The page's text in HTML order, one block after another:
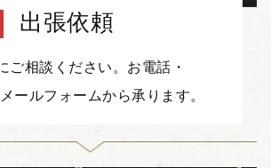
出張依頼
ご相談ください。お電話・
ールフォームから承ります。